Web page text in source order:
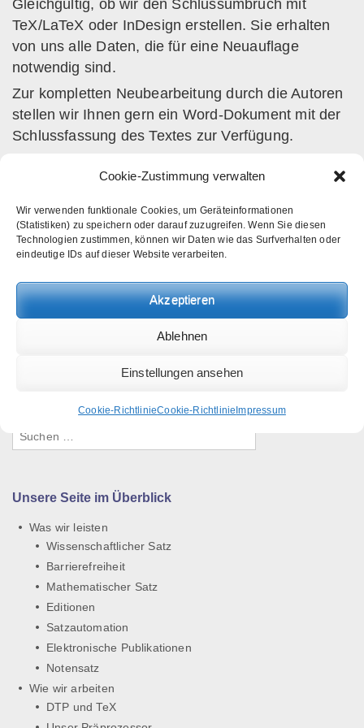
Cookie-Zustimmung verwalten
Wir verwenden funktionale Cookies, um Geräteinformationen
(Statistiken) zu speichern oder darauf zuzugreifen. Wenn Sie diesen
Technologien zustimmen, können wir Daten wie das Surfverhalten oder
eindeutige IDs auf dieser Website verarbeiten.
Akzeptieren
Ablehnen
Einstellungen ansehen
Cookie-RichtlinieCookie-RichtlinieImpressum
Gleichgültig, ob wir den Schlussumbruch mit
TeX/LaTeX oder InDesign erstellen. Sie erhalten
von uns alle Daten, die für eine Neuauflage
notwendig sind.
Zur kompletten Neubearbeitung durch die Autoren
stellen wir Ihnen gern ein Word-Dokument mit der
Schlussfassung des Textes zur Verfügung.
Formatierungs- und Systemdaten enthält, können
wir Bücher, die wir vor 20 Jahren mit LaTeX
gesetzt haben, noch immer so bearbeiten, als
seien sie erst gestern für druckreif erklärt worden.
eins. Die frei verfügbare Grundinstallation des
LaTeX-Systems erlaubt es, unsere Daten auf
jedem Rechner der Welt zu bearbeiten und zu
nach:
Unsere Seite im Überblick
Was wir leisten
Wissenschaftlicher Satz
Barrierefreiheit
Mathematischer Satz
Editionen
Satzautomation
Elektronische Publikationen
Notensatz
Wie wir arbeiten
DTP und TeX